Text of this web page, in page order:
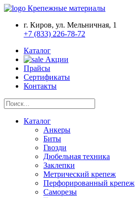
Крепежные материалы
г. Киров, ул. Мельничная, 1
+7 (833) 226-78-72
Каталог
Акции
Прайсы
Сертификаты
Контакты
Каталог
Анкеры
Биты
Гвозди
Дюбельная техника
Заклепки
Метрический крепеж
Перфорированный крепеж
Саморезы